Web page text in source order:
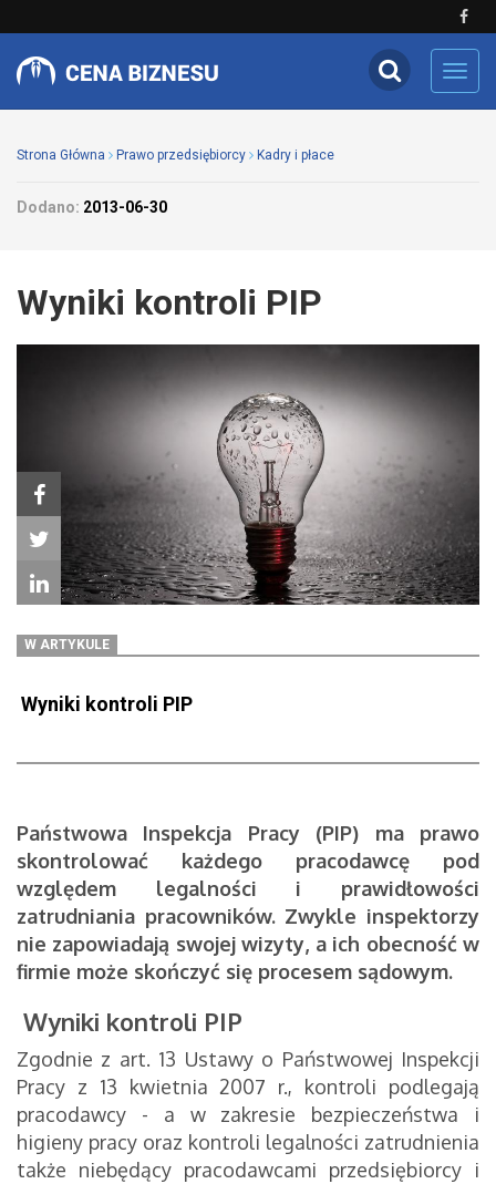
Strona Główna Prawo przedsiębiorcy Kadry i płace
Dodano: 2013-06-30
Wyniki kontroli PIP
W ARTYKULE
Wyniki kontroli PIP
Państwowa Inspekcja Pracy (PIP) ma prawo
skontrolować każdego pracodawcę pod
względem legalności i prawidłowości
zatrudniania pracowników. Zwykle inspektorzy
nie zapowiadają swojej wizyty, a ich obecność w
firmie może skończyć się procesem sądowym.
Wyniki kontroli PIP
Zgodnie z art. 13 Ustawy o Państwowej Inspekcji
Pracy z 13 kwietnia 2007 r., kontroli podlegają
pracodawcy - a w zakresie bezpieczeństwa i
higieny pracy oraz kontroli legalności zatrudnienia
także niebędący pracodawcami przedsiębiorcy i